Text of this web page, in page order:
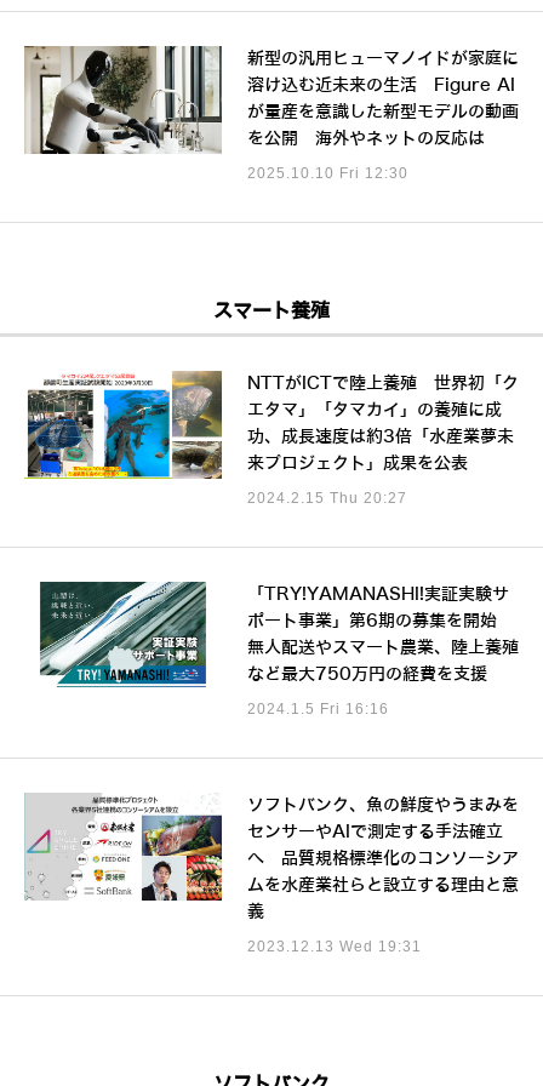
新型の汎用ヒューマノイドが家庭に
溶け込む近未来の生活 Figure AI
が量産を意識した新型モデルの動画
を公開 海外やネットの反応は
2025.10.10 Fri 12:30
スマート養殖
NTTがICTで陸上養殖 世界初「ク
エタマ」「タマカイ」の養殖に成
功、成長速度は約3倍「水産業夢未
来プロジェクト」成果を公表
2024.2.15 Thu 20:27
「TRY!YAMANASHI!実証実験サ
ポート事業」第6期の募集を開始
無人配送やスマート農業、陸上養殖
など最大750万円の経費を支援
2024.1.5 Fri 16:16
ソフトバンク、魚の鮮度やうまみを
センサーやAIで測定する手法確立
へ 品質規格標準化のコンソーシア
ムを水産業社らと設立する理由と意
義
2023.12.13 Wed 19:31